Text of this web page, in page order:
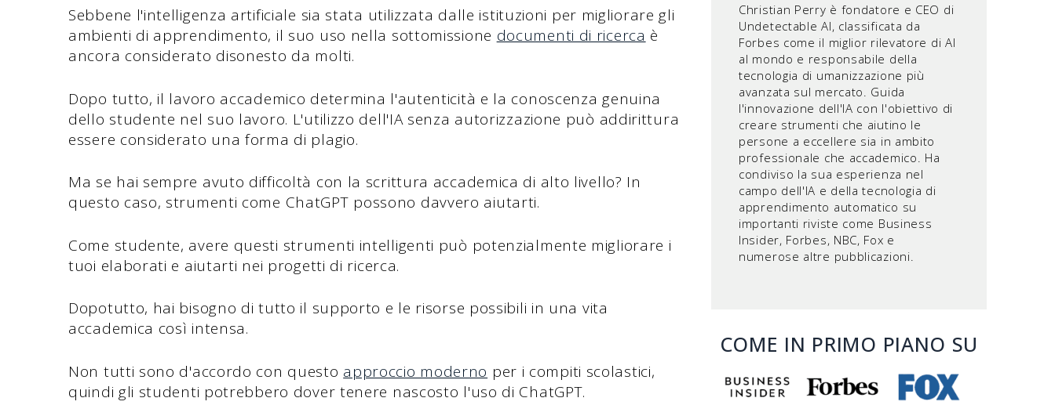
Sebbene l'intelligenza artificiale sia stata utilizzata dalle istituzioni per migliorare gli
ambienti di apprendimento, il suo uso nella sottomissione documenti di ricerca è
ancora considerato disonesto da molti.
Dopo tutto, il lavoro accademico determina l'autenticità e la conoscenza genuina
dello studente nel suo lavoro. L'utilizzo dell'IA senza autorizzazione può addirittura
essere considerato una forma di plagio.
Ma se hai sempre avuto difficoltà con la scrittura accademica di alto livello? In
questo caso, strumenti come ChatGPT possono davvero aiutarti.
Come studente, avere questi strumenti intelligenti può potenzialmente migliorare i
tuoi elaborati e aiutarti nei progetti di ricerca.
Dopotutto, hai bisogno di tutto il supporto e le risorse possibili in una vita
accademica così intensa.
Non tutti sono d'accordo con questo approccio moderno per i compiti scolastici,
quindi gli studenti potrebbero dover tenere nascosto l'uso di ChatGPT.
Christian Perry è fondatore e CEO di
Undetectable AI, classificata da
Forbes come il miglior rilevatore di AI
al mondo e responsabile della
tecnologia di umanizzazione più
avanzata sul mercato. Guida
l'innovazione dell'IA con l'obiettivo di
creare strumenti che aiutino le
persone a eccellere sia in ambito
professionale che accademico. Ha
condiviso la sua esperienza nel
campo dell'IA e della tecnologia di
apprendimento automatico su
importanti riviste come Business
Insider, Forbes, NBC, Fox e
numerose altre pubblicazioni.
COME IN PRIMO PIANO SU